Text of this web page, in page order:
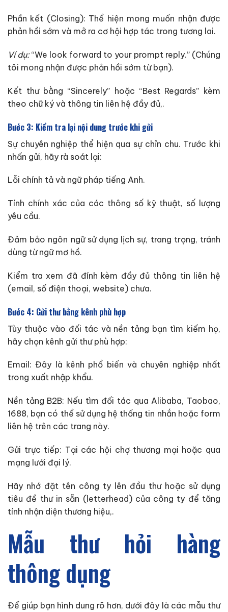
Phần kết (Closing): Thể hiện mong muốn nhận được
phản hồi sớm và mở ra cơ hội hợp tác trong tương lai.
Ví dụ:“We look forward to your prompt reply.” (Chúng
tôi mong nhận được phản hồi sớm từ bạn).
Kết thư bằng “Sincerely” hoặc “Best Regards” kèm
theo chữ ký và thông tin liên hệ đầy đủ,.
Bước 3: Kiểm tra lại nội dung trước khi gửi
Sự chuyên nghiệp thể hiện qua sự chỉn chu. Trước khi
nhấn gửi, hãy rà soát lại:
Lỗi chính tả và ngữ pháp tiếng Anh.
Tính chính xác của các thông số kỹ thuật, số lượng
yêu cầu.
Đảm bảo ngôn ngữ sử dụng lịch sự, trang trọng, tránh
dùng từ ngữ mơ hồ.
Kiểm tra xem đã đính kèm đầy đủ thông tin liên hệ
(email, số điện thoại, website) chưa.
Bước 4: Gửi thư bằng kênh phù hợp
Tùy thuộc vào đối tác và nền tảng bạn tìm kiếm họ,
hãy chọn kênh gửi thư phù hợp:
Email: Đây là kênh phổ biến và chuyên nghiệp nhất
trong xuất nhập khẩu.
Nền tảng B2B: Nếu tìm đối tác qua Alibaba, Taobao,
1688, bạn có thể sử dụng hệ thống tin nhắn hoặc form
liên hệ trên các trang này.
Gửi trực tiếp: Tại các hội chợ thương mại hoặc qua
mạng lưới đại lý.
Hãy nhớ đặt tên công ty lên đầu thư hoặc sử dụng
tiêu đề thư in sẵn (letterhead) của công ty để tăng
tính nhận diện thương hiệu,.
Mẫu thư hỏi hàng
thông dụng
Để giúp bạn hình dung rõ hơn, dưới đây là các mẫu thư